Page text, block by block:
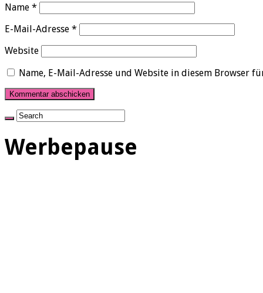
Name *
E-Mail-Adresse *
Website
Name, E-Mail-Adresse und Website in diesem Browser
Werbepause